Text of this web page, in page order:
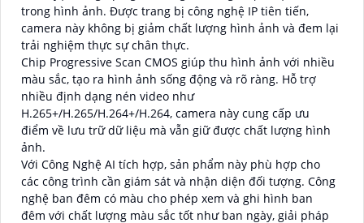
trong hình ảnh. Được trang bị công nghệ IP tiên tiến,
camera này không bị giảm chất lượng hình ảnh và đem lại
trải nghiệm thực sự chân thực.
Chip Progressive Scan CMOS giúp thu hình ảnh với nhiều
màu sắc, tạo ra hình ảnh sống động và rõ ràng. Hỗ trợ
nhiều định dạng nén video như
H.265+/H.265/H.264+/H.264, camera này cung cấp ưu
điểm về lưu trữ dữ liệu mà vẫn giữ được chất lượng hình
ảnh.
Với Công Nghệ AI tích hợp, sản phẩm này phù hợp cho
các công trình cần giám sát và nhận diện đối tượng. Công
nghệ ban đêm có màu cho phép xem và ghi hình ban
đêm với chất lượng màu sắc tốt như ban ngày, giải pháp